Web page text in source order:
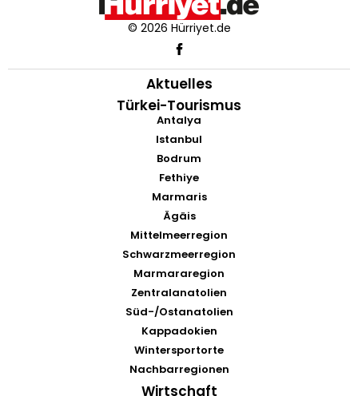
© 2026 Hürriyet.de
Aktuelles
Türkei-Tourismus
Antalya
Istanbul
Bodrum
Fethiye
Marmaris
Ägäis
Mittelmeerregion
Schwarzmeerregion
Marmararegion
Zentralanatolien
Süd-/Ostanatolien
Kappadokien
Wintersportorte
Nachbarregionen
Wirtschaft